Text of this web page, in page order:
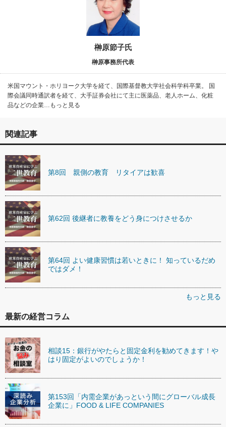
榊原節子氏
榊原事務所代表
米国マウント・ホリヨーク大学を経て、国際基督教大学社会科学科卒業。 国
際会議同時通訳者を経て、大手証券会社にて主に医薬品、老人ホーム、化粧
品などの企業…もっと見る
関連記事
第8回 親側の教育 リタイアは歓喜
第62回 後継者に教養をどう身につけさせるか
第64回 よい健康習慣は若いときに！ 知っているだめ
ではダメ！
もっと見る
最新の経営コラム
相談15：銀行がやたらと固定金利を勧めてきます！や
はり固定がよいのでしょうか！
第153回「内需企業があっという間にグローバル成長
企業に」FOOD & LIFE COMPANIES